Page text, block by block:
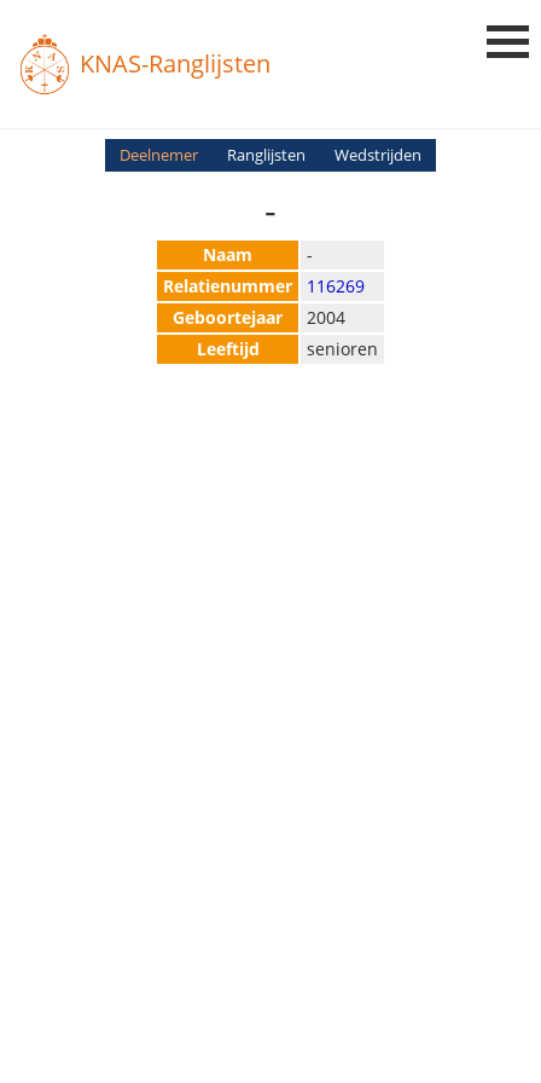
KNAS-Ranglijsten
Login
Deelnemer Ranglijsten Wedstrijden
-
Naam
-
Relatienummer
116269
Geboortejaar
2004
Leeftijd
senioren